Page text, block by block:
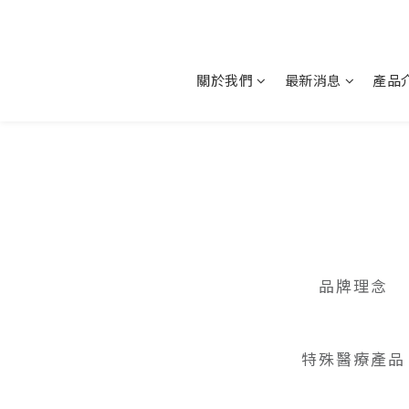
關於我們 最新消息 產品
品牌理念
特殊醫療產品